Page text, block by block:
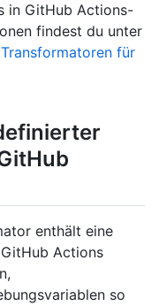
in GitHub Actions-
findest du unter
für
enthält eine
Actions
so